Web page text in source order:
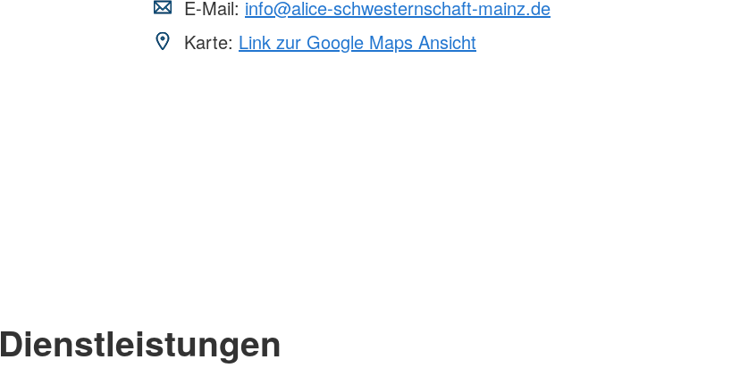
E-Mail: info@alice-schwesternschaft-mainz.de
Karte: Link zur Google Maps Ansicht
Dienstleistungen